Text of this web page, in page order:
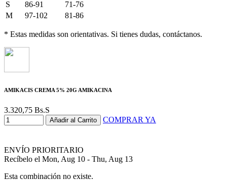
S 86-91
71-76
M
97-102 81-86
* Estas medidas son orientativas. Si tienes dudas, contáctanos.
AMIKACIS CREMA 5% 20G AMIKACINA
3.320,75 Bs.S
Añadir al Carrito COMPRAR YA
ENVÍO PRIORITARIO
Recíbelo el Mon, Aug 10 - Thu, Aug 13
Esta combinación no existe.